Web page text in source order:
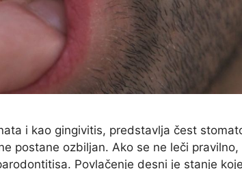
i kao gingivitis, predstavlja čest
postane ozbiljan. Ako se ne leči
Povlačenje desni je stanje